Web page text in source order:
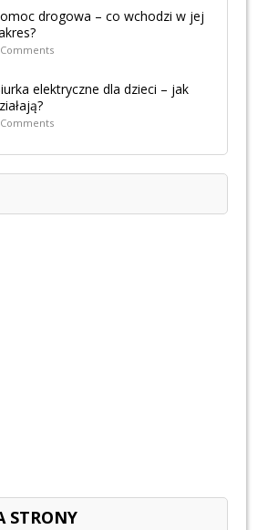
drogowa – co wchodzi w jej
elektryczne dla dzieci – jak
STRONY